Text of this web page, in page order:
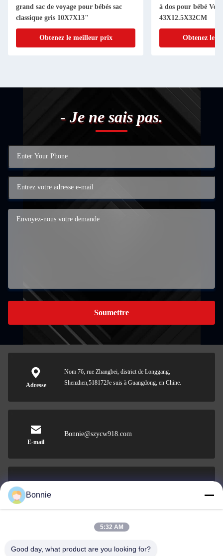
grand sac de voyage pour bébés sac
classique gris 10X7X13"
Obtenez le meilleur prix
à dos pour bébé
43X12.5X32CM
Obtenez le
- Je ne sais pas.
Soumettre
Adresse
Nom 76, rue Zhangbei, district de Longgang,
Shenzhen,518172Je suis à Guangdong, en Chine.
E-mail
Bonnie@szycw918.com
Phone
Bonnie
5:32 AM
Good day, what product are you looking for?